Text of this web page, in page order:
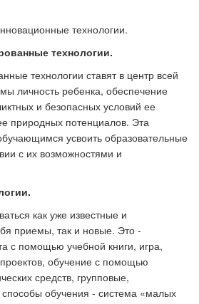
технологии.
технологии.
технологии ставят в центр всей
личность ребенка, обеспечение
и безопасных условий ее
природных потенциалов. Эта
усвоить образовательные
с их возможностями и
как уже известные и
приемы, так и новые. Это -
с помощью учебной книги, игра,
обучение с помощью
средств, групповые,
обучения - система «малых